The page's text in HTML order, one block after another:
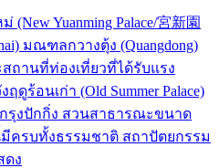
Yuanming Palace/宮新園
มณฑลกวางตุ้ง (Quangdong)
ถานที่ท่องเที่ยวที่ได้รับแรง
ดูร้อนเก่า (Old Summer Palace)
รุงปักกิ่ง สวนสาธารณะขนาด
ครบทั้งธรรมชาติ สถาปัตยกรรม
ดง